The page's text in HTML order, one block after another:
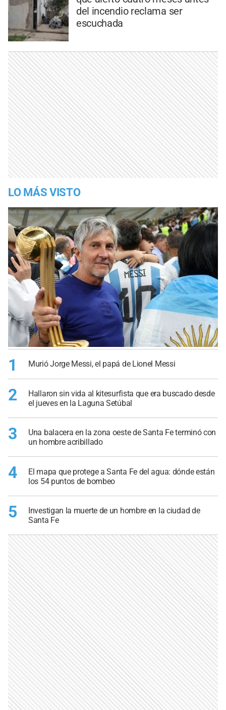
del incendio reclama ser
escuchada
LO MÁS VISTO
1 Murió Jorge Messi, el papá de Lionel Messi
2
Hallaron sin vida al kitesurfista que era buscado desde
el jueves en la Laguna Setúbal
3
Una balacera en la zona oeste de Santa Fe terminó con
un hombre acribillado
4
El mapa que protege a Santa Fe del agua: dónde están
los 54 puntos de bombeo
5
Investigan la muerte de un hombre en la ciudad de
Santa Fe